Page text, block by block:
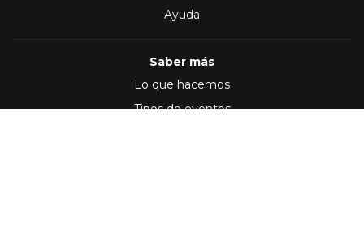
Ayuda
Saber más
Lo que hacemos
Tipos de eventos